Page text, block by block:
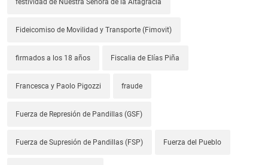
festividad de Nuestra Señora de la Altagracia
Fideicomiso de Movilidad y Transporte (Fimovit)
firmados a los 18 años Fiscalia de Elías Piña
Francesca y Paolo Pigozzi fraude
Fuerza de Represión de Pandillas (GSF)
Fuerza de Supresión de Pandillas (FSP) Fuerza del Pueblo